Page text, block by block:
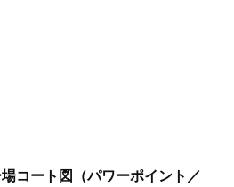
コート図（パワーポイント／